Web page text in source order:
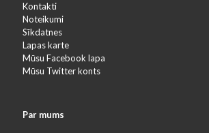
Kontakti
Noteikumi
Sīkdatnes
Lapas karte
Mūsu Facebook lapa
Mūsu Twitter konts
Par mums